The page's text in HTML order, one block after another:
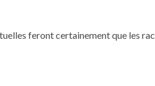
feront certainement que les